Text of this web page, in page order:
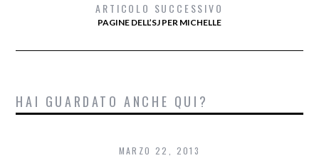
ARTICOLO SUCCESSIVO
PAGINE DELL’SJ PER MICHELLE
HAI GUARDATO ANCHE QUI?
MARZO 22, 2013